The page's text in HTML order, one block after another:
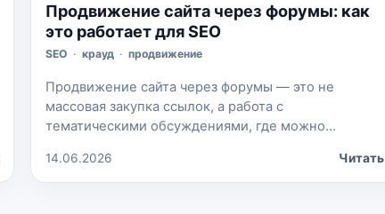
Продвижение сайта через форумы: как
это работает для SEO
SEO · крауд · продвижение
Продвижение сайта через форумы — это не
массовая закупка ссылок, а работа с
тематическими обсуждениями, где можно
дополнительные сигналы доверия. Форумы могут
помогать SEO за счёт крауд-ссылок, реферального
14.06.2026 Читать